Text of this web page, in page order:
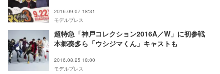
2016.09.07 18:31
モデルプレス
超特急「神戸コレクション2016A／W」に初参戦
本郷奏多ら「ウシジマくん」キャストも
2016.08.25 18:00
モデルプレス